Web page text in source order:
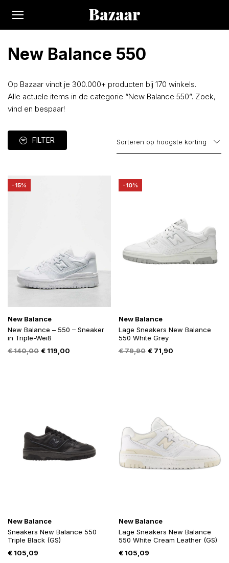
New Balance 550
Op Bazaar vindt je 300.000+ producten bij 170 winkels.
Alle actuele items in de categorie “New Balance 550”. Zoek,
vind en bespaar!
FILTER
-15%
New Balance
New Balance – 550 – Sneaker
in Triple-Weiß
€140,00 Oorspronkelijke
€ 119,00
-10%
New Balance
Lage Sneakers New Balance
550 White Grey
€79,90 Oorspronkelijke
€71,90Huidige
New Balance
Sneakers New Balance 550
Triple Black (GS)
€ 105,09
New Balance
Lage Sneakers New Balance
550 White Cream Leather (GS)
€105,09